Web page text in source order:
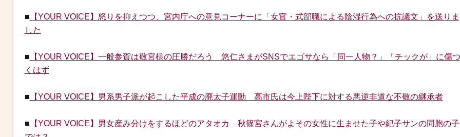
■ 【YOUR VOICE】怒りを抑えつつ、宮内庁への意見コーナーに「女官・式部職による陰湿行為への抗議文」を送りま
した
■ 【YOUR VOICE】一般参賀は敬宮様の圧勝だろう 悠仁さまがSNSでエゴサなら「同一人物？」「チックが」に傷つ
くはず
■ 【YOUR VOICE】男系男子派が起こした平成の廃太子運動 高市氏は今上陛下に対する悪逆非道な不敬の継承者
■ 【YOUR VOICE】男女産み分けをするほどのアタオカ 秋篠宮さんがよその女性に生ませた子や紀子サンの同胞の子